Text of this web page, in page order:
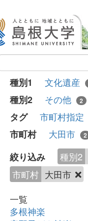
種別1 文化遺産
種別2 その他 2
タグ 市町村指定
市町村 大田市 2
絞り込み 種別2
市町村 大田市
一覧
多根神楽